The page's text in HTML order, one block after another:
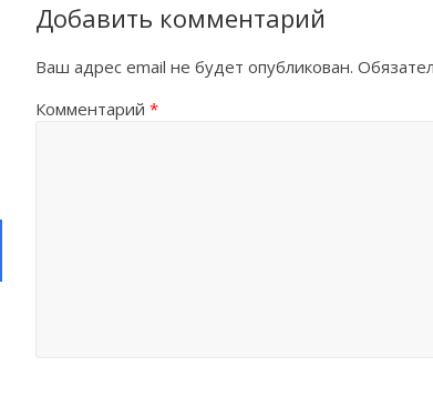
Добавить комментарий
Ваш адрес email не будет опубликован.
Комментарий *